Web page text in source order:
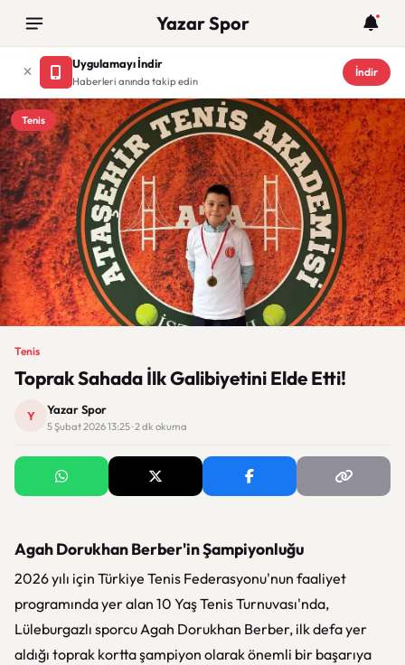
Yazar Spor
Uygulamayı İndir
Haberleri anında takip edin
İndir
Tenis
Tenis
Toprak Sahada İlk Galibiyetini Elde Etti!
Y Yazar Spor
5 Şubat 2026 13:25 · 2 dk okuma
Agah Dorukhan Berber'in Şampiyonluğu
2026 yılı için Türkiye Tenis Federasyonu'nun faaliyet
programında yer alan 10 Yaş Tenis Turnuvası'nda,
Lüleburgazlı sporcu Agah Dorukhan Berber, ilk defa yer
aldığı toprak kortta şampiyon olarak önemli bir başarıya